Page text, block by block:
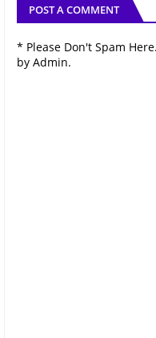
POST A COMMENT
* Please Don't Spam
by Admin.